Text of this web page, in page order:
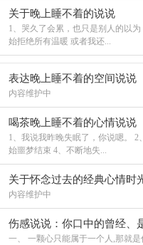
关于晚上睡不着的说说
1、哭久了会累，也只是别人的以
始拒绝所有温暖 或者我还...
表达晚上睡不着的空间说说
内容维护中
喝茶晚上睡不着的心情说说
1、我说我昨晚失眠了，你说嗯。
始噩梦结束 4、不断地失...
关于怀念过去的经典心情时
内容维护中
伤感说说：你口中的曾经、
一、 一颗心只能属于一个人,那就